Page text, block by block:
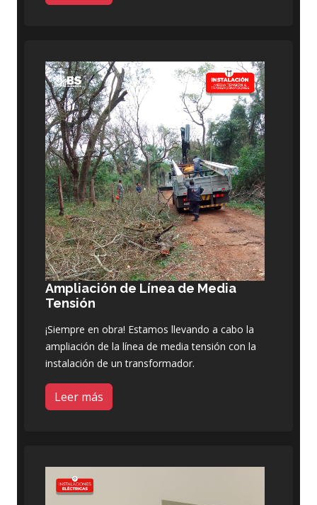
Ampliación de Línea de Media
Tensión
¡Siempre en obra! Estamos llevando a cabo la
ampliación de la línea de media tensión con la
instalación de un transformador.
Leer más